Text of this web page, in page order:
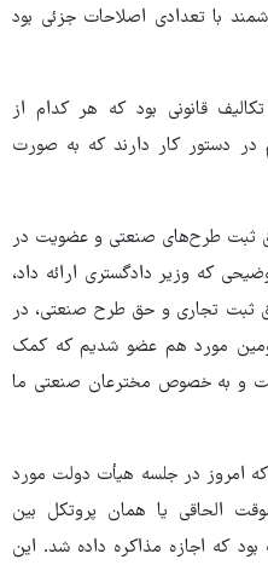
با تعدادی اصلاحات جزئی بود
قانونی بود که هر کدام از
در دستور کار دارند که به صورت
ثبت طرح‌های صنعتی و عضویت در
که وزیر دادگستری ارائه داد،
ثبت تجاری و حق طرح صنعتی، در
مورد هم عضو شدیم که کمک
و به خصوص مخترعان صنعتی ما
امروز در جلسه هیأت دولت مورد
الحاقی یا همان پروتکل بین
که اجازه مذاکره داده شد. این